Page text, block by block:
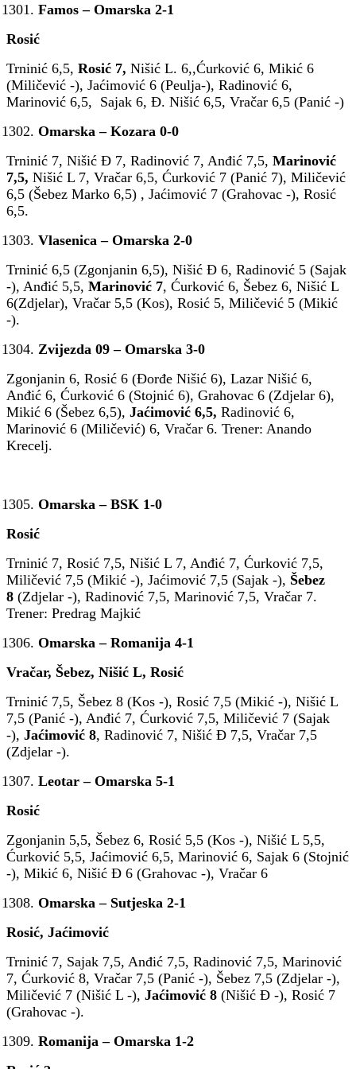
Famos – Omarska 2-1
Rosić
Trninić 6,5, Rosić 7, Nišić L. 6,,Ćurković 6, Mikić 6
(Miličević -), Jaćimović 6 (Peulja-), Radinović 6,
Marinović 6,5, Sajak 6, Đ. Nišić 6,5, Vračar 6,5 (Panić -)
Omarska – Kozara 0-0
Trninić 7, Nišić Đ 7, Radinović 7, Anđić 7,5, Marinović
7,5, Nišić L 7, Vračar 6,5, Ćurković 7 (Panić 7), Miličević
6,5 (Šebez Marko 6,5) , Jaćimović 7 (Grahovac -), Rosić
6,5.
Vlasenica – Omarska 2-0
Trninić 6,5 (Zgonjanin 6,5), Nišić Đ 6, Radinović 5 (Sajak
-), Anđić 5,5, Marinović 7, Ćurković 6, Šebez 6, Nišić L
6(Zdjelar), Vračar 5,5 (Kos), Rosić 5, Miličević 5 (Mikić
-).
Zvijezda 09 – Omarska 3-0
Zgonjanin 6, Rosić 6 (Đorđe Nišić 6), Lazar Nišić 6,
Anđić 6, Ćurković 6 (Stojnić 6), Grahovac 6 (Zdjelar 6),
Mikić 6 (Šebez 6,5), Jaćimović 6,5, Radinović 6,
Marinović 6 (Miličević) 6, Vračar 6. Trener: Anando
Krecelj.
Omarska – BSK 1-0
Rosić
Trninić 7, Rosić 7,5, Nišić L 7, Anđić 7, Ćurković 7,5,
Miličević 7,5 (Mikić -), Jaćimović 7,5 (Sajak -), Šebez
8 (Zdjelar -), Radinović 7,5, Marinović 7,5, Vračar 7.
Trener: Predrag Majkić
Omarska – Romanija 4-1
Vračar, Šebez, Nišić L, Rosić
Trninić 7,5, Šebez 8 (Kos -), Rosić 7,5 (Mikić -), Nišić L
7,5 (Panić -), Anđić 7, Ćurković 7,5, Miličević 7 (Sajak
-), Jaćimović 8, Radinović 7, Nišić Đ 7,5, Vračar 7,5
(Zdjelar -).
Leotar – Omarska 5-1
Rosić
Zgonjanin 5,5, Šebez 6, Rosić 5,5 (Kos -), Nišić L 5,5,
Ćurković 5,5, Jaćimović 6,5, Marinović 6, Sajak 6 (Stojnić
-), Mikić 6, Nišić Đ 6 (Grahovac -), Vračar 6
Omarska – Sutjeska 2-1
Rosić, Jaćimović
Trninić 7, Sajak 7,5, Anđić 7,5, Radinović 7,5, Marinović
7, Ćurković 8, Vračar 7,5 (Panić -), Šebez 7,5 (Zdjelar -),
Miličević 7 (Nišić L -), Jaćimović 8 (Nišić Đ -), Rosić 7
(Grahovac -).
Romanija – Omarska 1-2